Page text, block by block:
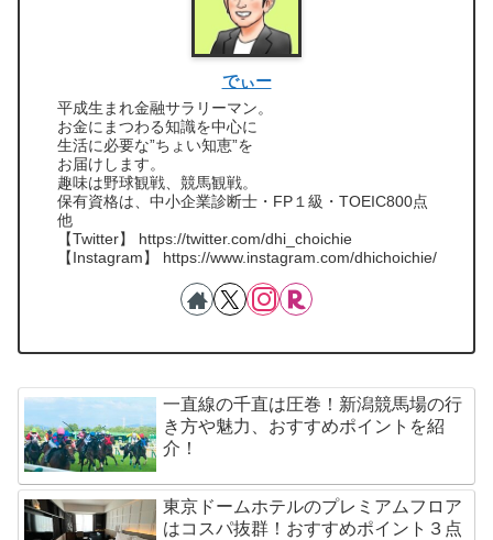
でぃー
平成生まれ金融サラリーマン。
お金にまつわる知識を中心に
生活に必要な”ちょい知恵”を
お届けします。
趣味は野球観戦、競馬観戦。
保有資格は、中小企業診断士・FP１級・TOEIC800点
他
【Twitter】 https://twitter.com/dhi_choichie
【Instagram】 https://www.instagram.com/dhichoichie/
一直線の千直は圧巻！新潟競馬場の行
き方や魅力、おすすめポイントを紹
介！
東京ドームホテルのプレミアムフロア
はコスパ抜群！おすすめポイント３点